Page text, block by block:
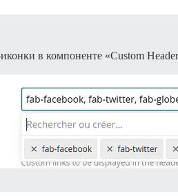
в компоненте «Custom